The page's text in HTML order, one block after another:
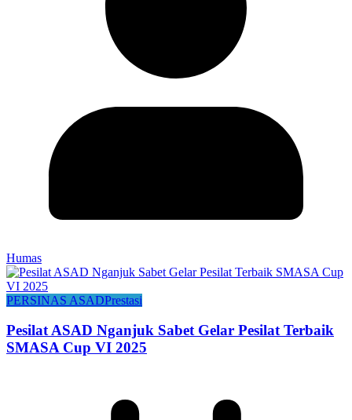
Humas
PERSINAS ASADPrestasi
Pesilat ASAD Nganjuk Sabet Gelar Pesilat Terbaik
SMASA Cup VI 2025